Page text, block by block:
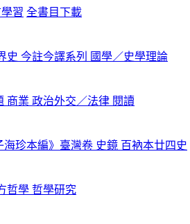
習 全書目下載
史 今註今譯系列 國學／史學理論
商業 政治外交／法律 閱讀
海珍本編》臺灣卷 史鏡 百衲本廿四史
哲學 哲學研究